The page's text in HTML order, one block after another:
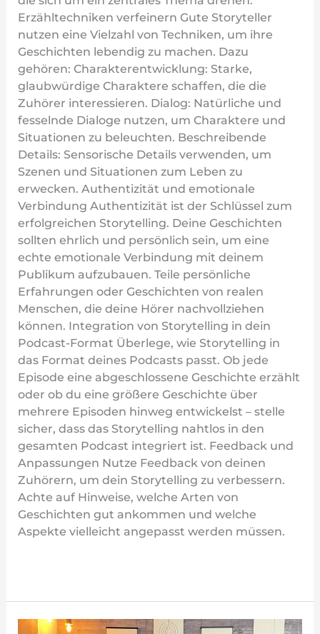
Erzähltechniken verfeinern Gute Storyteller
nutzen eine Vielzahl von Techniken, um ihre
Geschichten lebendig zu machen. Dazu
gehören: Charakterentwicklung: Starke,
glaubwürdige Charaktere schaffen, die die
Zuhörer interessieren. Dialog: Natürliche und
fesselnde Dialoge nutzen, um Charaktere und
Situationen zu beleuchten. Beschreibende
Details: Sensorische Details verwenden, um
Szenen und Situationen zum Leben zu
erwecken. Authentizität und emotionale
Verbindung Authentizität ist der Schlüssel zum
erfolgreichen Storytelling. Deine Geschichten
sollten ehrlich und persönlich sein, um eine
echte emotionale Verbindung mit deinem
Publikum aufzubauen. Teile persönliche
Erfahrungen oder Geschichten von realen
Menschen, die deine Hörer nachvollziehen
können. Integration von Storytelling in dein
Podcast-Format Überlege, wie Storytelling in
das Format deines Podcasts passt. Ob jede
Episode eine abgeschlossene Geschichte erzählt
oder ob du eine größere Geschichte über
mehrere Episoden hinweg entwickelst – stelle
sicher, dass das Storytelling nahtlos in den
gesamten Podcast integriert ist. Feedback und
Anpassungen Nutze Feedback von deinen
Zuhörern, um dein Storytelling zu verbessern.
Achte auf Hinweise, welche Arten von
Geschichten gut ankommen und welche
Aspekte vielleicht angepasst werden müssen.
Zielgruppenanalyse